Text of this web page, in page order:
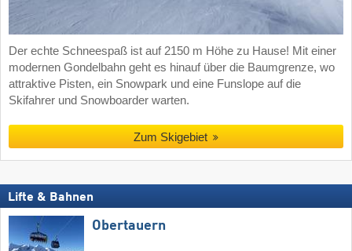
Der echte Schneespaß ist auf 2150 m Höhe zu Hause! Mit einer
modernen Gondelbahn geht es hinauf über die Baumgrenze, wo
attraktive Pisten, ein Snowpark und eine Funslope auf die
Skifahrer und Snowboarder warten.
Zum Skigebiet
Lifte & Bahnen
Obertauern